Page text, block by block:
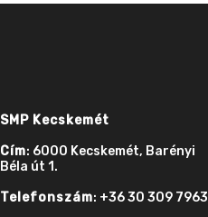
SMP Kecskemét
Cím: 6000 Kecskemét, Barényi
Béla út 1.
Telefonszám: +36 30 309 7963